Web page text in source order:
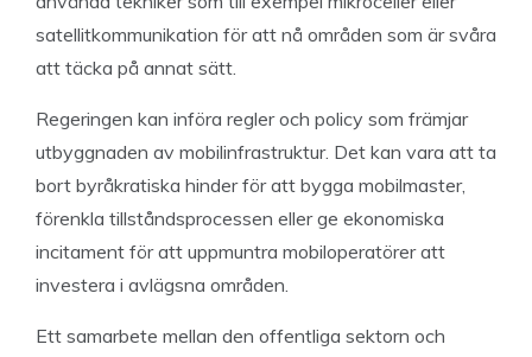
satellitkommunikation för att nå områden som är svåra
att täcka på annat sätt.
Regeringen kan införa regler och policy som främjar
utbyggnaden av mobilinfrastruktur. Det kan vara att ta
bort byråkratiska hinder för att bygga mobilmaster,
förenkla tillståndsprocessen eller ge ekonomiska
incitament för att uppmuntra mobiloperatörer att
investera i avlägsna områden.
Ett samarbete mellan den offentliga sektorn och